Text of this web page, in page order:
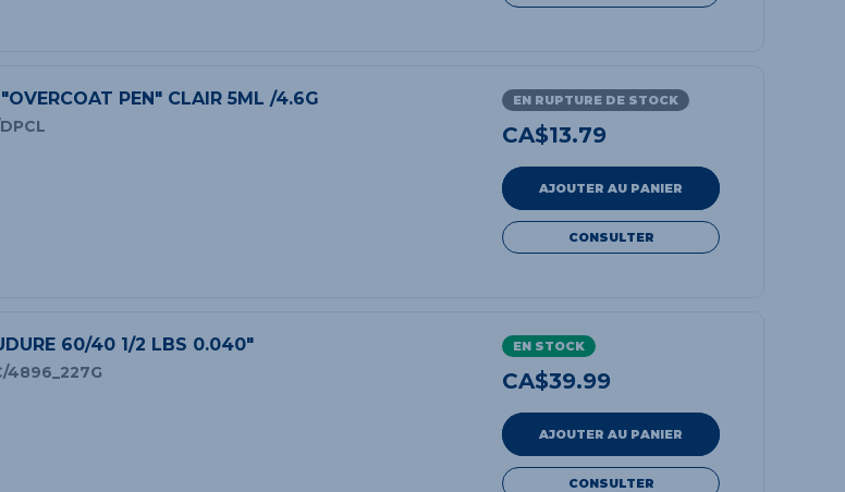
PEN" CLAIR 5ML /4.6G EN RUPTURE DE STOCK
CA$13.79
AJOUTER AU PANIER
CONSULTER
60/40 1/2 LBS 0.040"
4896_227G
EN STOCK
CA$39.99
AJOUTER AU PANIER
CONSULTER